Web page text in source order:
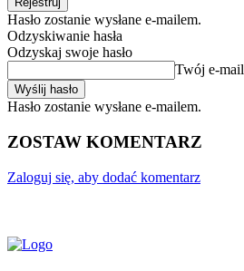
Hasło zostanie wysłane e-mailem.
Odzyskiwanie hasła
Odzyskaj swoje hasło
Twój e-mail
Hasło zostanie wysłane e-mailem.
ZOSTAW KOMENTARZ
Zaloguj się, aby dodać komentarz